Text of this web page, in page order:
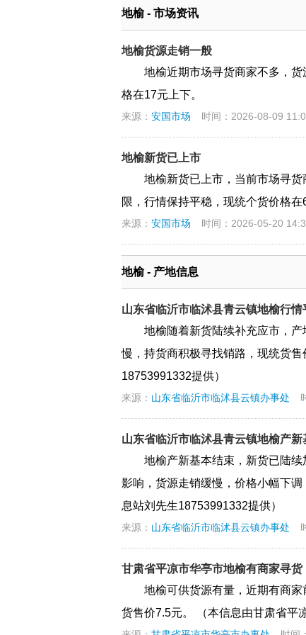
地榆 - 市场资讯
地榆货源走销一般
地榆近期市场寻货商家不多，
格在17元上下。
来源： 安国市场 时间：2026-08-09
地榆新货已上市
地榆新货已上市，当前市场寻
限，行情保持平稳，现统个货价格
来源： 安国市场 时间：2026-05-20
地榆 - 产地信息
山东省临沂市临沭县青云镇地榆行情
地榆随着新货陆续补充应市，
慢，持货商积极寻找销路，现统货
18753991332提供）
来源： 山东省临沂市临沭县云镇办事处
山东省临沂市临沭县青云镇地榆产新
地榆产新基本结束，新货已陆
影响，货源走销缓慢，价格小幅下
息站刘先生18753991332提供）
来源： 山东省临沂市临沭县云镇办事处
甘肃省平凉市华亭市地榆有商家寻货
地榆可供货源有量，近期有商
货售价7.5元。 （本信息由甘肃省平